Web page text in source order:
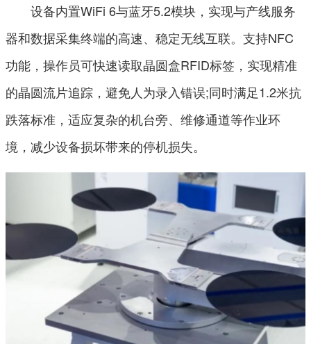
设备内置WiFi 6与蓝牙5.2模块，实现与产线服务
器和数据采集终端的高速、稳定无线互联。支持NFC
功能，操作员可快速读取晶圆盒RFID标签，实现精准
的晶圆流片追踪，避免人为录入错误;同时满足1.2米抗
跌落标准，适应复杂的机台旁、维修通道等作业环
境，减少设备损坏带来的停机损失。